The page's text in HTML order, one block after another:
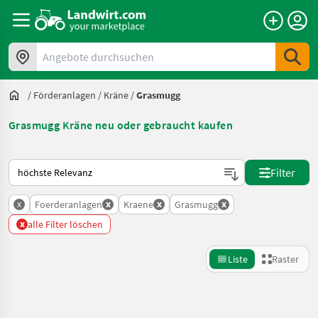
Angebote durchsuchen
/ Förderanlagen / Kräne /Grasmugg
Grasmugg Kräne neu oder gebraucht kaufen
So wird auf Landwirt.com sortiert
Filter
x Foerderanlagen x Kraene x Grasmugg x
x alle Filter löschen
Liste Raster